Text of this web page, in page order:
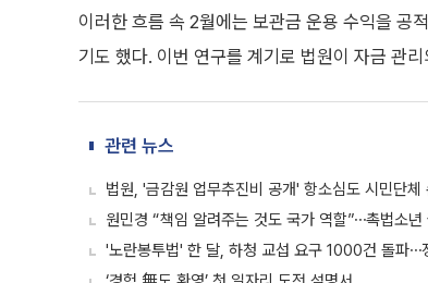
이러한 흐름 속 2월에는 보관금 운용 수익을 공
기도 했다. 이번 연구를 계기로 법원이 자금 관
관련 뉴스
법원, '금감원 업무추진비 공개' 항소심도 시민단체
원민경 “책임 알려주는 것도 국가 역할”⋯촉법소
'노란봉투법' 한 달, 하청 교섭 요구 1000건 돌파⋯